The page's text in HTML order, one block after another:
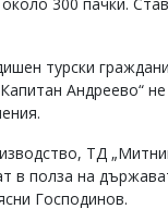
турски
Андреево“
ТД
в полза на
Господинов.